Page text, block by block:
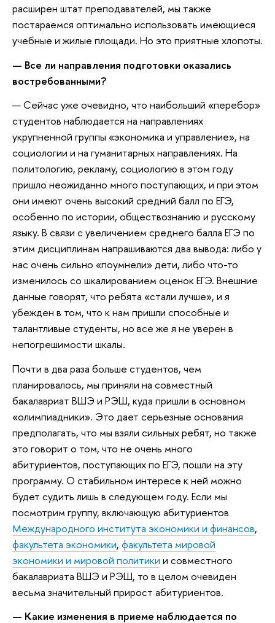
расширен штат преподавателей, мы также
постараемся оптимально использовать имеющиеся
учебные и жилые площади. Но это приятные хлопоты.
— Все ли направления подготовки оказались
востребованными?
— Сейчас уже очевидно, что наибольший «перебор»
студентов наблюдается на направлениях
укрупненной группы «экономика и управление», на
социологии и на гуманитарных направлениях. На
политологию, рекламу, социологию в этом году
пришло неожиданно много поступающих, и при этом
они имеют очень высокий средний балл по ЕГЭ,
особенно по истории, обществознанию и русскому
языку. В связи с увеличением среднего балла ЕГЭ по
этим дисциплинам напрашиваются два вывода: либо у
нас очень сильно «поумнели» дети, либо что-то
изменилось со шкалированием оценок ЕГЭ. Внешние
данные говорят, что ребята «стали лучше», и я
убежден в том, что к нам пришли способные и
талантливые студенты, но все же я не уверен в
непогрешимости шкалы.
Почти в два раза больше студентов, чем
планировалось, мы приняли на совместный
бакалавриат ВШЭ и РЭШ, куда пришли в основном
«олимпиадники». Это дает серьезные основания
предполагать, что мы взяли сильных ребят, но также
это говорит о том, что не очень много
абитуриентов, поступающих по ЕГЭ, пошли на эту
программу. О стабильном интересе к ней можно
будет судить лишь в следующем году. Если мы
посмотрим группу, включающую абитуриентов
Международного института экономики и финансов,
факультета экономики, факультета мировой
экономики и мировой политики и совместного
бакалавриата ВШЭ и РЭШ, то в целом очевиден
весьма значительный прирост абитуриентов.
— Какие изменения в приеме наблюдается по